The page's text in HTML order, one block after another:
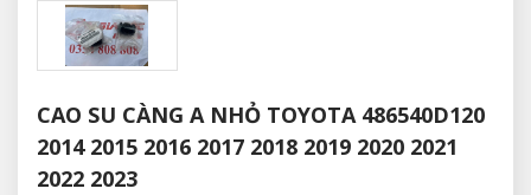
CAO SU CÀNG A NHỎ TOYOTA 486540D120
2014 2015 2016 2017 2018 2019 2020 2021
2022 2023